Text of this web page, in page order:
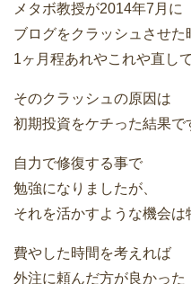
メタボ教授が2014年7月に
ブログをクラッシュさせた
1ヶ月程あれやこれや直し
そのクラッシュの原因は
初期投資をケチった結果で
自力で修復する事で
勉強になりましたが、
それを活かすような機会は
費やした時間を考えれば
外注に頼んだ方が良かった